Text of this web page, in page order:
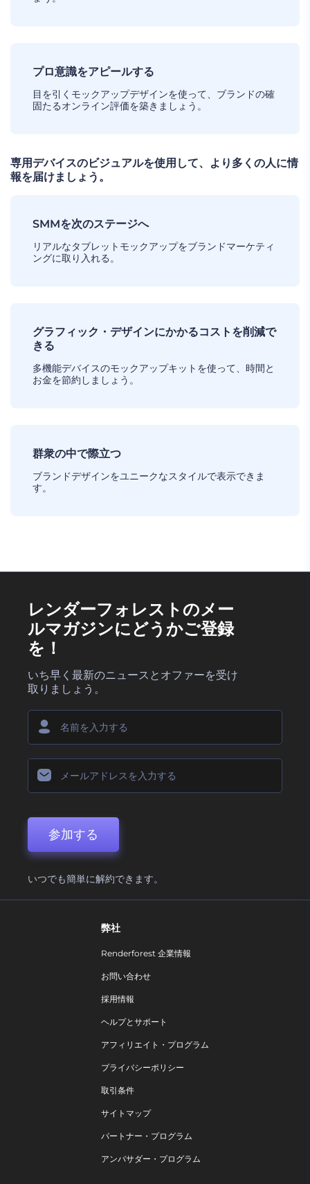
プロ意識をアピールする
目を引くモックアップデザインを使って、ブランドの確
固たるオンライン評価を築きましょう。
専用デバイスのビジュアルを使用して、より多くの人に情
報を届けましょう。
SMMを次のステージへ
リアルなタブレットモックアップをブランドマーケティ
ングに取り入れる。
グラフィック・デザインにかかるコストを削減で
きる
多機能デバイスのモックアップキットを使って、時間と
お金を節約しましょう。
群衆の中で際立つ
ブランドデザインをユニークなスタイルで表示できま
す。
レンダーフォレストのメー
ルマガジンにどうかご登録
を！
いち早く最新のニュースとオファーを受け
取りましょう。
参加する
いつでも簡単に解約できます。
弊社
Renderforest 企業情報
お問い合わせ
採用情報
ヘルプとサポート
アフィリエイト・プログラム
プライバシーポリシー
取引条件
サイトマップ
パートナー・プログラム
アンバサダー・プログラム